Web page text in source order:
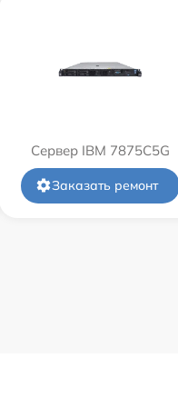
Сервер IBM 7875C5G
Заказать ремонт